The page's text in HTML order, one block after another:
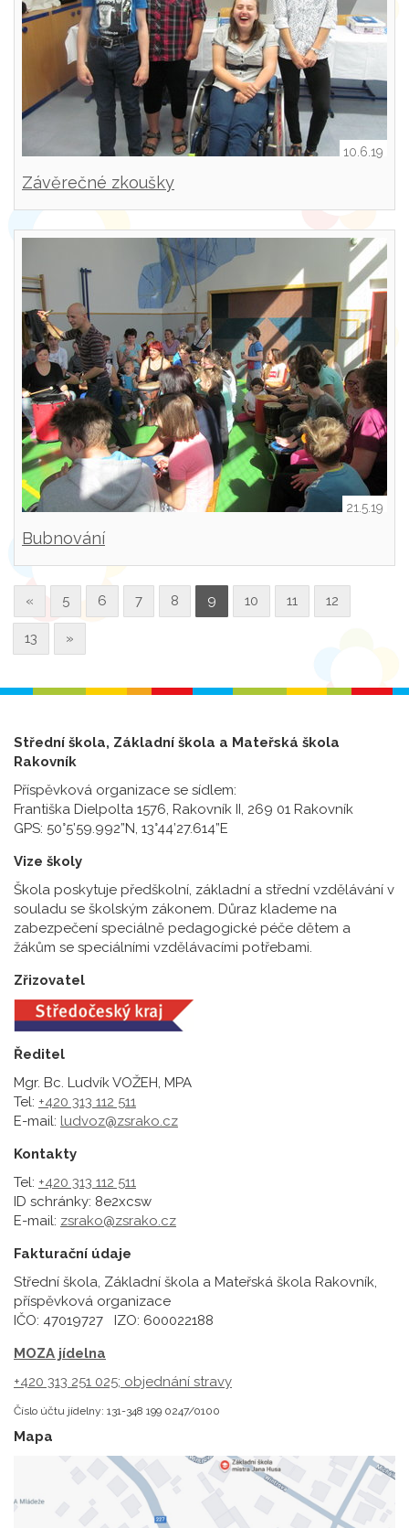
10.6.19
Závěrečné zkoušky
21.5.19
Bubnování
« 5 6 7 8 9 10 11 12
13 »
Střední škola, Základní škola a Mateřská škola
Rakovník
Příspěvková organizace se sídlem:
Františka Dielpolta 1576, Rakovník II, 269 01 Rakovník
GPS: 50°5’59.992”N, 13°44’27.614”E
Vize školy
Škola poskytuje předškolní, základní a střední vzdělávání v
souladu se školským zákonem. Důraz klademe na
zabezpečení speciálně pedagogické péče dětem a
žákům se speciálními vzdělávacími potřebami.
Zřizovatel
Ředitel
Mgr. Bc. Ludvík VOŽEH, MPA
Tel: +420 313 112 511
E-mail: ludvoz@zsrako.cz
Kontakty
Tel: +420 313 112 511
ID schránky: 8e2xcsw
E-mail: zsrako@zsrako.cz
Fakturační údaje
Střední škola, Základní škola a Mateřská škola Rakovník,
příspěvková organizace
IČO: 47019727 IZO: 600022188
MOZA jídelna
+420 313 251 025; objednání stravy
Číslo účtu jídelny: 131-348 199 0247/0100
Mapa